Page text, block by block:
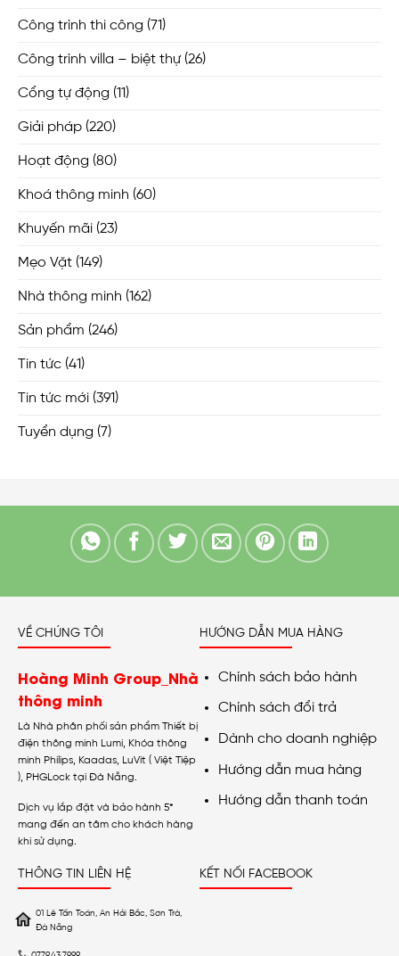
Công trình thi công (71)
Công trình villa – biệt thự(26)
Cổng tự động (11)
Giải pháp (220)
Hoạt động (80)
Khoá thông minh (60)
Khuyến mãi (23)
Mẹo Vặt (149)
Nhà thông minh (162)
Sản phẩm (246)
Tin tức (41)
Tin tức mới (391)
Tuyển dụng (7)
VỀ CHÚNG TÔI
Hoàng Minh Group_Nhà
thông minh
Là Nhà phân phối sản phẩm Thiết bị
điện thông minh Lumi, Khóa thông
minh Philips, Kaadas, LuVit ( Việt Tiệp
), PHGLock tại Đà Nẵng.
Dịch vụ lắp đặt và bảo hành 5*
mang đến an tâm cho khách hàng
khi sử dụng.
HƯỚNG DẪN MUA HÀNG
Chính sách bảo hành
Chính sách đổi trả
Dành cho doanh nghiệp
Hướng dẫn mua hàng
Hướng dẫn thanh toán
THÔNG TIN LIÊN HỆ
01 Lê Tấn Toán, An Hải Bắc, Sơn Trà,
Đà Nẵng
KẾT NỐI FACEBOOK